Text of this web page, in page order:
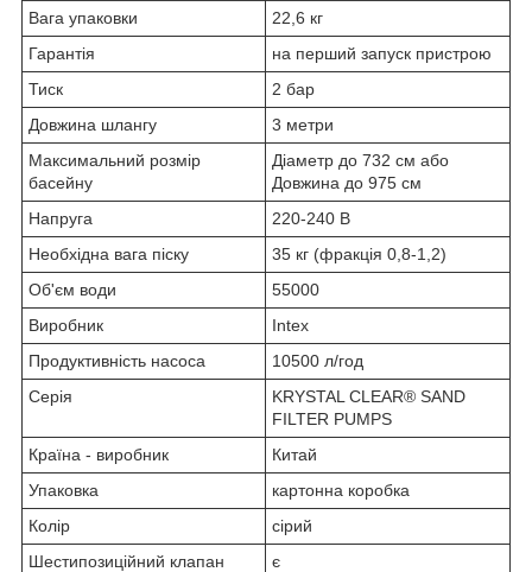
Вага упаковки
22,6 кг
Гарантія
на перший запуск пристрою
Тиск
2 бар
Довжина шлангу
3 метри
Максимальний розмір
басейну
Діаметр до 732 см або
Довжина до 975 см
Напруга
220-240 В
Необхідна вага піску
35 кг (фракція 0,8-1,2)
Об'єм води
55000
Виробник
Intex
Продуктивність насоса
10500 л/год
Серія
KRYSTAL CLEAR® SAND
FILTER PUMPS
Країна - виробник
Китай
Упаковка
картонна коробка
Колір
сірий
Шестипозиційний клапан
є